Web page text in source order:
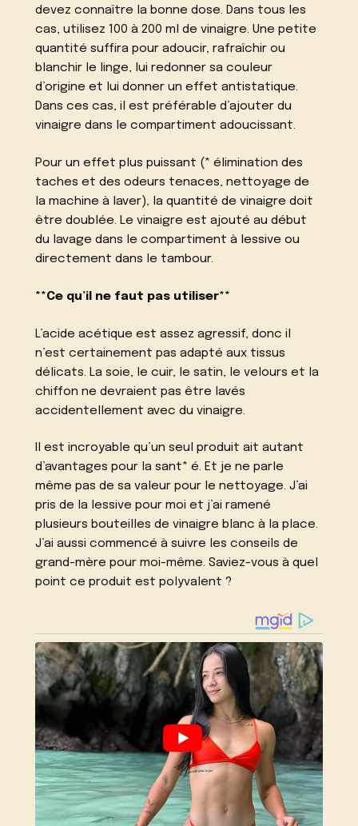
devez connaître la bonne dose. Dans tous les
cas, utilisez 100 à 200 ml de vinaigre. Une petite
quantité suffira pour adoucir, rafraîchir ou
blanchir le linge, lui redonner sa couleur
d’origine et lui donner un effet antistatique.
Dans ces cas, il est préférable d’ajouter du
vinaigre dans le compartiment adoucissant.
Pour un effet plus puissant (* élimination des
taches et des odeurs tenaces, nettoyage de
la machine à laver), la quantité de vinaigre doit
être doublée. Le vinaigre est ajouté au début
du lavage dans le compartiment à lessive ou
directement dans le tambour.
**Ce qu’il ne faut pas utiliser**
L’acide acétique est assez agressif, donc il
n’est certainement pas adapté aux tissus
délicats. La soie, le cuir, le satin, le velours et la
chiffon ne devraient pas être lavés
accidentellement avec du vinaigre.
Il est incroyable qu’un seul produit ait autant
d’avantages pour la sant* é. Et je ne parle
même pas de sa valeur pour le nettoyage. J’ai
pris de la lessive pour moi et j’ai ramené
plusieurs bouteilles de vinaigre blanc à la place.
J’ai aussi commencé à suivre les conseils de
grand-mère pour moi-même. Saviez-vous à quel
point ce produit est polyvalent ?